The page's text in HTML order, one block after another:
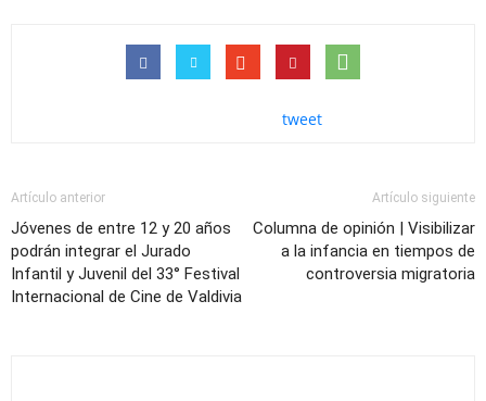
tweet
Artículo anterior
Jóvenes de entre 12 y 20 años
podrán integrar el Jurado
Infantil y Juvenil del 33° Festival
Internacional de Cine de Valdivia
Artículo siguiente
Columna de opinión | Visibilizar
a la infancia en tiempos de
controversia migratoria